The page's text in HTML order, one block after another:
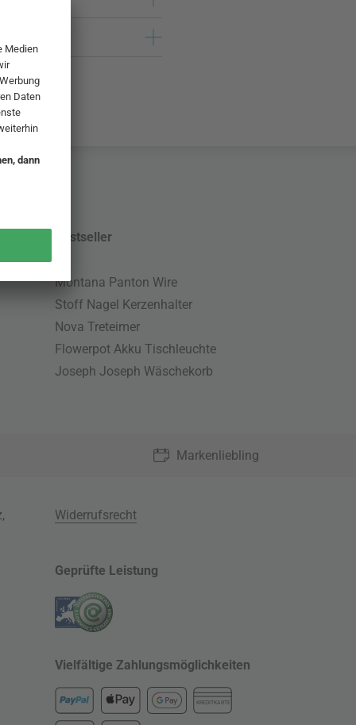
Bestseller
Montana Panton Wire
Stoff Nagel Kerzenhalter
Nova Treteimer
Flowerpot Akku Tischleuchte
Joseph Joseph Wäschekorb
Markenliebling
, Widerrufsrecht
Geprüfte Leistung
Vielfältige Zahlungsmöglichkeiten
KREDITKARTE